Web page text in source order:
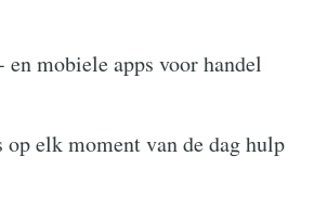
mobiele apps voor handel
elk moment van de dag hulp